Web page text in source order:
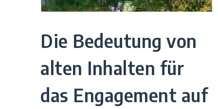
Die Bedeutung von
alten Inhalten für
das Engagement auf